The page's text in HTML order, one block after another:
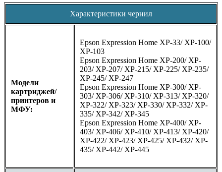
Характеристики чернил
Модели
картриджей/
принтеров и
МФУ:
Epson Expression Home XP-33/ XP-100/
XP-103
Epson Expression Home XP-200/ XP-
203/ XP-207/ XP-215/ XP-225/ XP-235/
XP-245/ XP-247
Epson Expression Home XP-300/ XP-
303/ XP-306/ XP-310/ XP-313/ XP-320/
XP-322/ XP-323/ XP-330/ XP-332/ XP-
335/ XP-342/ XP-345
Epson Expression Home XP-400/ XP-
403/ XP-406/ XP-410/ XP-413/ XP-420/
XP-422/ XP-423/ XP-425/ XP-432/ XP-
435/ XP-442/ XP-445